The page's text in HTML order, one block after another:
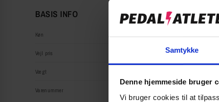
Samtykke
Denne hjemmeside bruger
Vi bruger cookies til at
BASIS INFO
Køn
Vejl pris
Vægt
Varenummer